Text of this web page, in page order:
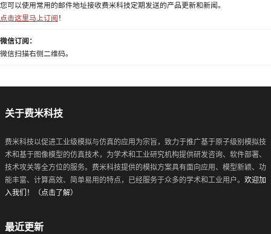
您可以使用常用的邮件地址接收费米科技定期发送的产品更新和新闻。
点击这里马上订阅 ！
微信订阅：
微信扫描右侧二维码。
关于费米科技
费米科技以促进工业级模拟与仿真的应用为宗旨，致力于推广基于原子级别模拟技
术和基于图像模型的仿真技术，为学术和工业研究机构提供研发咨询、软件部署、
技术攻关等全方位的服务。费米科技提供的模拟方案具有面向应用、模型新颖、功
能丰富、计算高效、简单易用的特点，已经服务于众多的学术和工业用户。 欢迎加
入我们！（点击了解）
最近更新